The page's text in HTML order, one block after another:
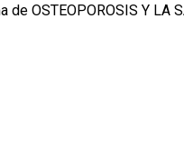
de OSTEOPOROSIS Y LA